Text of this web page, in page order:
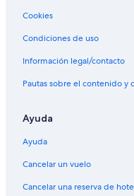
Cookies
Condiciones de uso
Información legal/contacto
Pautas sobre el contenido
Ayuda
Ayuda
Cancelar un vuelo
Cancelar una reserva de